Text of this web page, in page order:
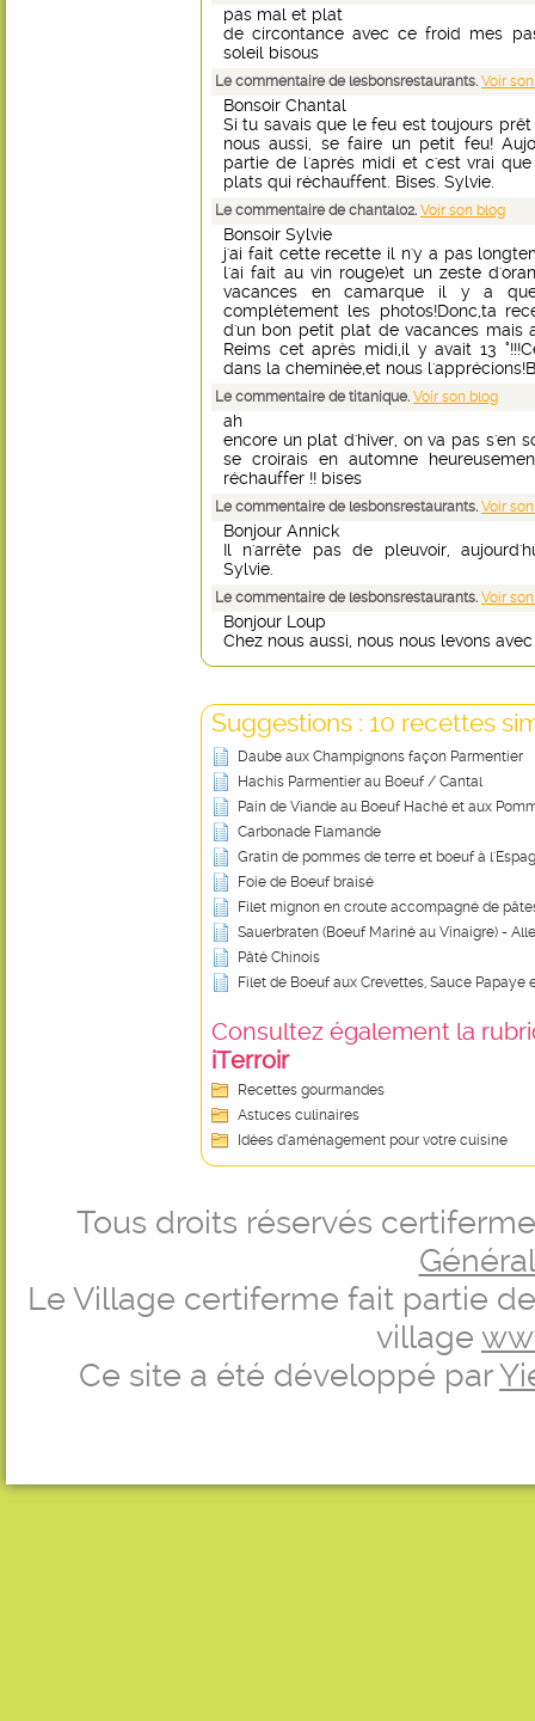
pas mal et plat
de circontance avec ce froid mes
soleil bisous
Le commentaire de lesbonsrestaurants. Voir
Bonsoir Chantal
Si tu savais que le feu est toujours
nous aussi, se faire un petit feu!
partie de l'après midi et c'est vrai
plats qui réchauffent. Bises. Sylvie.
Le commentaire de chantal02. Voir son blog
Bonsoir Sylvie
j'ai fait cette recette il n'y a pas
l'ai fait au vin rouge)et un zeste
vacances en camarque il y a
complètement les photos!Donc,ta
d'un bon petit plat de vacances mais
Reims cet après midi,il y avait 13
dans la cheminée,et nous
Le commentaire de titanique. Voir son blog
ah
encore un plat d'hiver, on va pas s'en
se croirais en automne
réchauffer !! bises
Le commentaire de lesbonsrestaurants. Voir
Bonjour Annick
Il n'arrête pas de pleuvoir,
Sylvie.
Le commentaire de lesbonsrestaurants. Voir
Bonjour Loup
Chez nous aussi, nous nous levons
Suggestions : 10 recettes
Daube aux Champignons façon Parmentier
Hachis Parmentier au Boeuf / Cantal
Pain de Viande au Boeuf Haché et aux
Carbonade Flamande
Gratin de pommes de terre et boeuf à
Foie de Boeuf braisé
Filet mignon en croute accompagné de
Sauerbraten (Boeuf Mariné au Vinaigre) -
Pâté Chinois
Filet de Boeuf aux Crevettes, Sauce
Consultez également la
iTerroir
Recettes gourmandes
Astuces culinaires
Idées d’aménagement pour votre cuisine
Tous droits réservés
Le Village certiferme fait partie
village
Ce site a été développé par